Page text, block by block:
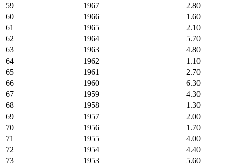
59
1967
2.80
60
1966
1.60
61
1965
2.10
62
1964
5.70
63
1963
4.80
64
1962
1.10
65
1961
2.70
66
1960
6.30
67
1959
4.30
68
1958
1.30
69
1957
2.00
70
1956
1.70
71
1955
4.00
72
1954
4.40
73
1953
5.60